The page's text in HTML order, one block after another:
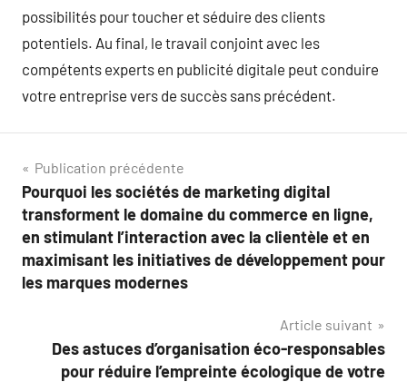
possibilités pour toucher et séduire des clients
potentiels. Au final, le travail conjoint avec les
compétents experts en publicité digitale peut conduire
votre entreprise vers de succès sans précédent.
Navigation
de
l’article
Publication précédente
Pourquoi les sociétés de marketing digital
transforment le domaine du commerce en ligne,
en stimulant l’interaction avec la clientèle et en
maximisant les initiatives de développement pour
les marques modernes
Article suivant
Des astuces d’organisation éco-responsables
pour réduire l’empreinte écologique de votre